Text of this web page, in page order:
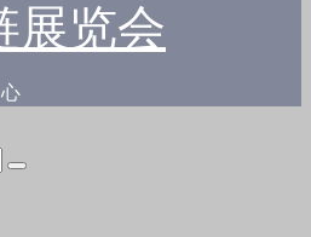
展览会